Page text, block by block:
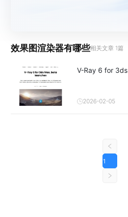
效果图渲染器有哪些相关文章 1篇
V-Ray 6 for 3ds
2026-02-05
1